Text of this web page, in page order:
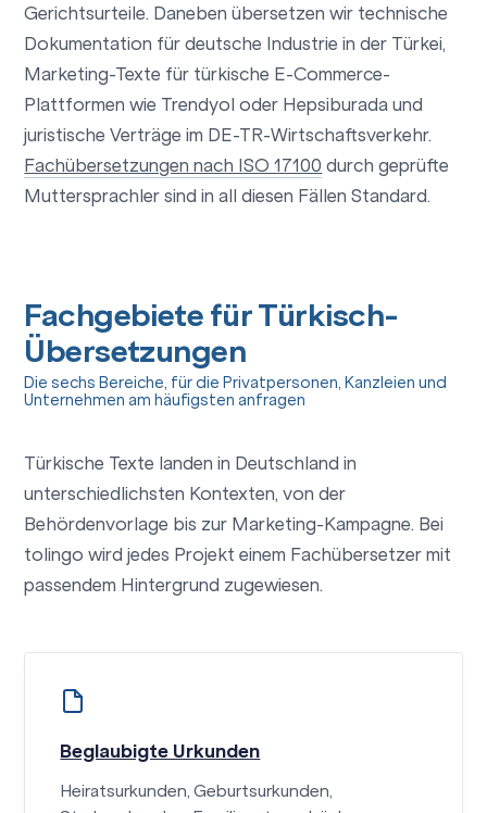
Gerichtsurteile. Daneben übersetzen wir technische
Dokumentation für deutsche Industrie in der Türkei,
Marketing-Texte für türkische E-Commerce-
Plattformen wie Trendyol oder Hepsiburada und
juristische Verträge im DE-TR-Wirtschaftsverkehr.
Fachübersetzungen nach ISO 17100 durch geprüfte
Muttersprachler sind in all diesen Fällen Standard.
Fachgebiete für Türkisch-
Übersetzungen
Die sechs Bereiche, für die Privatpersonen, Kanzleien und
Unternehmen am häufigsten anfragen
Türkische Texte landen in Deutschland in
unterschiedlichsten Kontexten, von der
Behördenvorlage bis zur Marketing-Kampagne. Bei
tolingo wird jedes Projekt einem Fachübersetzer mit
passendem Hintergrund zugewiesen.
Beglaubigte Urkunden
Heiratsurkunden, Geburtsurkunden,